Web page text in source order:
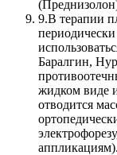
9.В терапии
Баралгин,
жидком виде
отводится
аппликациям).